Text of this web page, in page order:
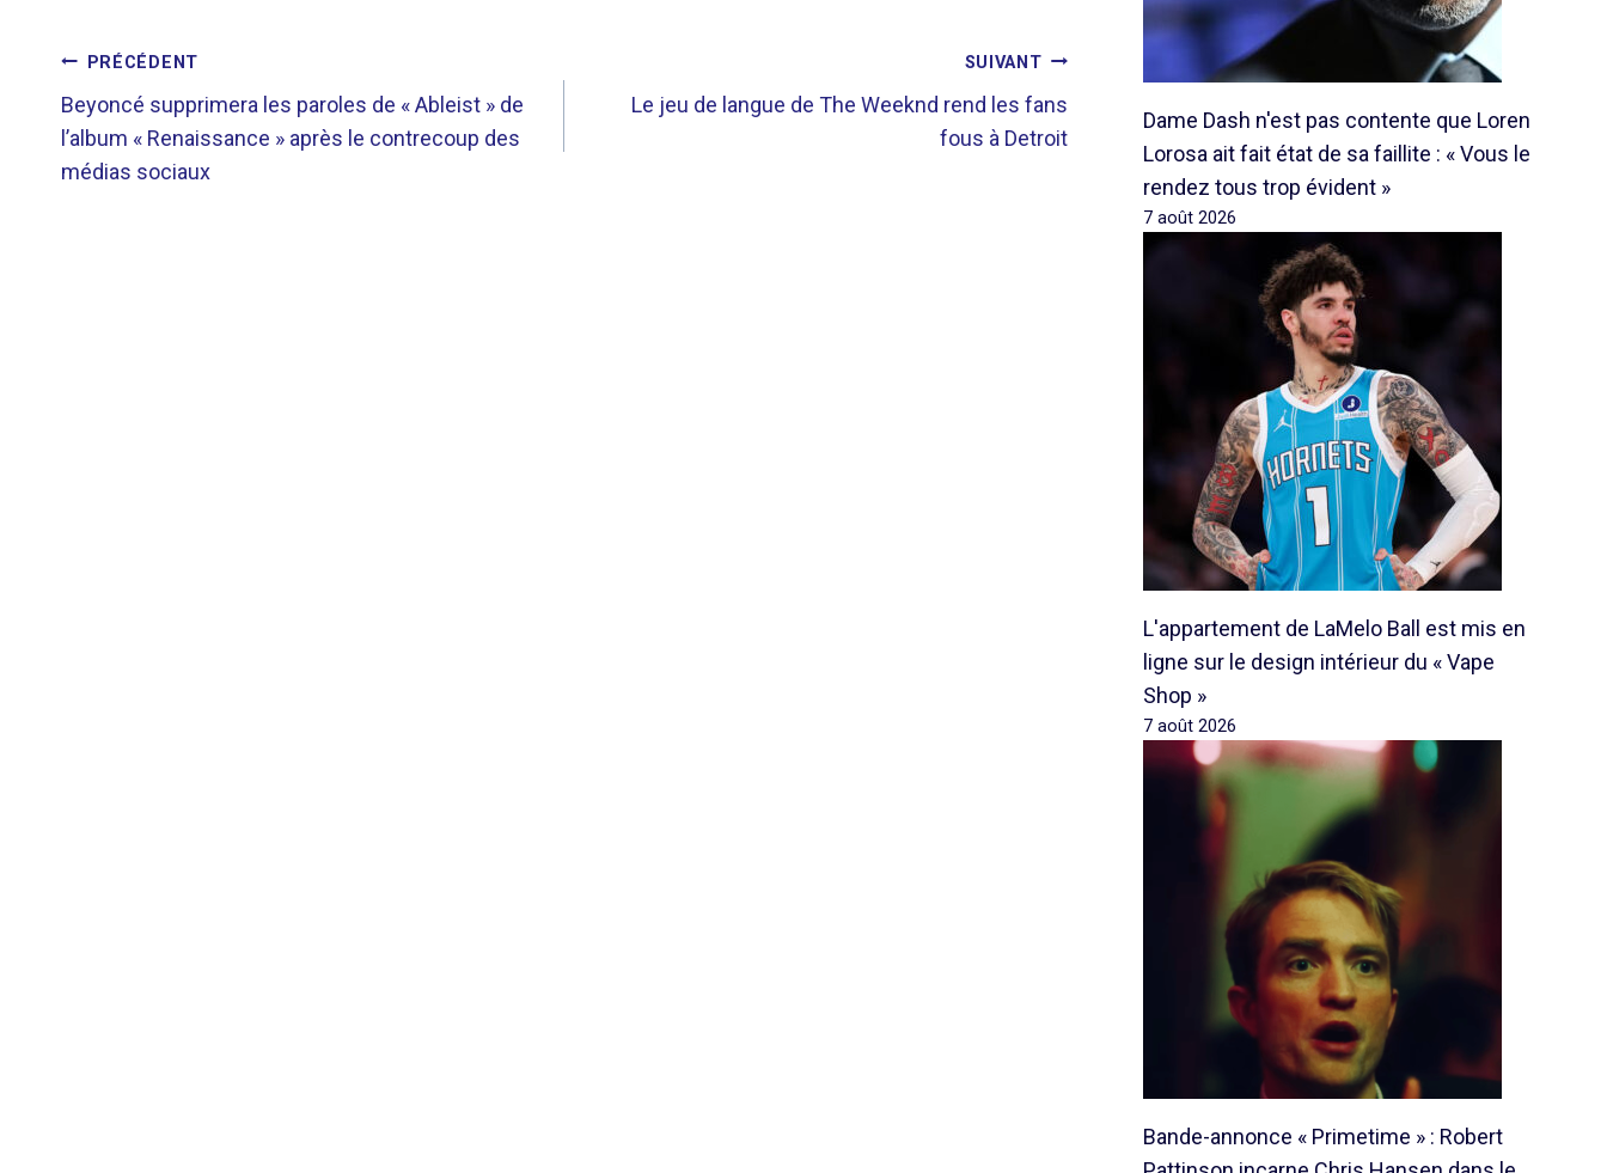
NAVIGATION
DE
L’ARTICLE
PRÉCÉDENT
Beyoncé supprimera les paroles de « Ableist » de
l’album « Renaissance » après le contrecoup des
médias sociaux
SUIVANT
Le jeu de langue de The Weeknd rend les fans
fous à Detroit
Dame Dash n'est pas contente que Loren
Lorosa ait fait état de sa faillite : « Vous le
rendez tous trop évident »
7 août 2026
L'appartement de LaMelo Ball est mis en
ligne sur le design intérieur du « Vape
Shop »
7 août 2026
Bande-annonce « Primetime » : Robert